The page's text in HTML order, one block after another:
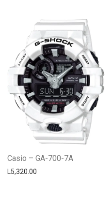
Casio – GA-700-7A
L5,320.00